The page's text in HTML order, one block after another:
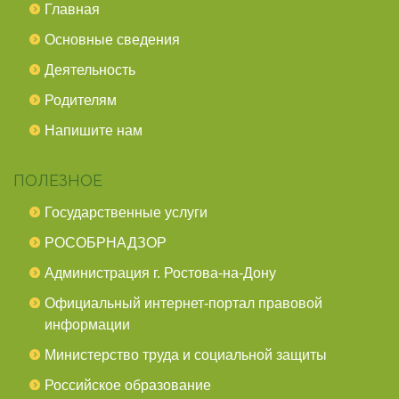
Главная
Основные сведения
Деятельность
Родителям
Напишите нам
ПОЛЕЗНОЕ
Государственные услуги
РОСОБРНАДЗОР
Администрация г. Ростова-на-Дону
Официальный интернет-портал правовой
информации
Министерство труда и социальной защиты
Российское образование